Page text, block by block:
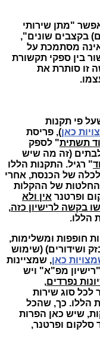
"מתן שירותי
בקצבים שונים",
אינה מסתמכת על
בין ספקי תקשורת
זו סותרת את
פי תקנות
כאן), פריסת
תשתית" לספק
(זה מה שיש
" רגיל. התקנות הללו
של הכנסת, אחרי
ב-2018, אחרי ההחלטות של ההקלות
אין ולא
בקשה לרישיון כזה,
הללו.
חופפות ומשלימות,
ושידורים) (שימוש
כאן, שמציינות
מפ"א" ויש
,
לכל סוג שירות
הללו. כך, שהכל
שיש כאן הפרות
סלקום ופרטנר,